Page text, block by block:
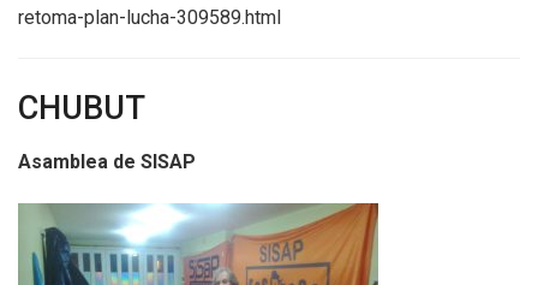
retoma-plan-lucha-309589.html
CHUBUT
Asamblea de SISAP